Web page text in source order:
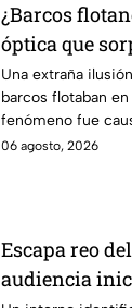
¿Barcos
óptica que
redes sociales
Una extraña
barcos flotaban
fenómeno fue
06 agosto, 2026
Escapa reo
audiencia